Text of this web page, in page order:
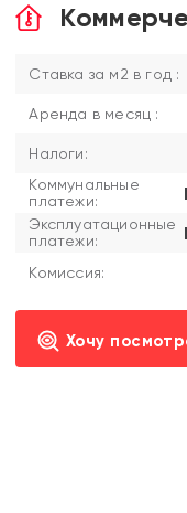
Ставка за м2 в год :
Аренда в месяц :
Налоги:
Коммунальные
платежи:
Эксплуатационные
платежи:
Комиссия:
Хочу